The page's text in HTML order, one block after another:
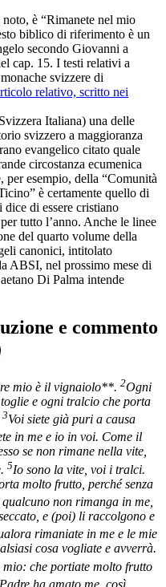
è “Rimanete nel mio
biblico di riferimento è un
secondo Giovanni a
cap. 15. I testi relativi a
svizzere di
relativo, scritto nei
Italiana) una delle
svizzero a maggioranza
evangelico citato quale
circostanza ecumenica
per esempio, della “Comunità
è certamente quello di
dice di essere cristiano
tutto l’anno. Anche le linee
del quarto volume della
canonici, intitolato
ABSI, nel prossimo mese di
Di Palma intende
e commento
mio è il vignaiolo**. 2Ogni
e ogni tralcio che porta
3Voi siete già puri a causa
in me e io in voi. Come il
se non rimane nella vite,
5Io sono la vite, voi i tralci.
molto frutto, perché senza
non rimanga in me,
e (poi) li raccolgono e
rimaniate in me e le mie
cosa vogliate e avverrà.
che portiate molto frutto
ha amato me, così